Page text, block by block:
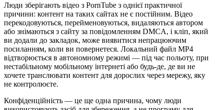
Люди зберігають відео з PornTube з однієї практичної
причини: контент на таких сайтах не є постійним. Відео
перекодовуються, перейменовуються, видаляються автором
або знімаються з сайту за повідомленням DMCA, і кліп, який
ви додали до закладок, може виявитися непрацюючим
посиланням, коли ви повернетеся. Локальний файл MP4
відтворюється в автономному режимі — під час польоту, при
нестабільному мобільному інтернеті або будь-де, де ви не
хочете транслювати контент для дорослих через мережу, яку
не контролюєте.
Конфіденційність — це ще одна причина, чому люди